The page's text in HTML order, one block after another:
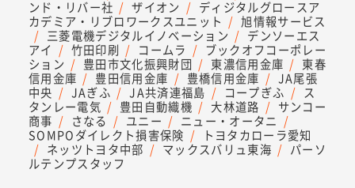
ンド・リバー社
ザイオン
ディジタルグロースア
カデミア・リブロワークスユニット
旭情報サービス
三菱電機デジタルイノベーション
デンソーエス
アイ
竹田印刷 コームラ
ブックオフコーポレー
ション
豊田市文化振興財団 東濃信用金庫
東春
信用金庫
豊田信用金庫 豊橋信用金庫
JA尾張
中央
JAぎふ JA共済連福島 コープぎふ
ス
タンレー電気
豊田自動織機 大林道路
サンコー
商事
さなる ユニー
ニュー・オータニ
SOMPOダイレクト損害保険
トヨタカローラ愛知
ネッツトヨタ中部
マックスバリュ東海
パーソ
ルテンプスタッフ